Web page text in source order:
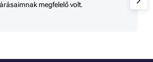
megfelelő volt.